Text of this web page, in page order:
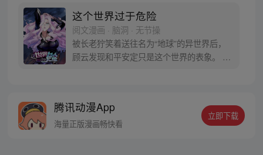
这个世界过于危险
阅文漫画 · 脑洞 · 无节操
被长老狞笑着送往名为“地球”的异世界后，
顾云发现和平安定只是这个世界的表象。 恶
不能寐的都市传说诞生了 《这个世界过于危
险》每周三、六双更，读者群：561675062
腾讯动漫App
海量正版漫画畅快看
立即下载